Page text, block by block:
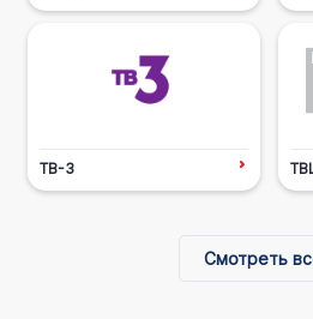
ТВ-3
Смотреть